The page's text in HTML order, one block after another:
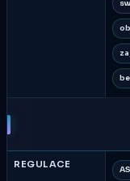
REGULACE